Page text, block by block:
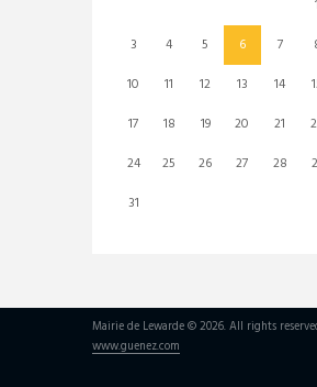
1
3
4 5 6 7
10
11 12 13 14
17
18 19 20 21
24
25 26 27 28
31
Mairie de Lewarde © 2026. All rights
www.guenez.com